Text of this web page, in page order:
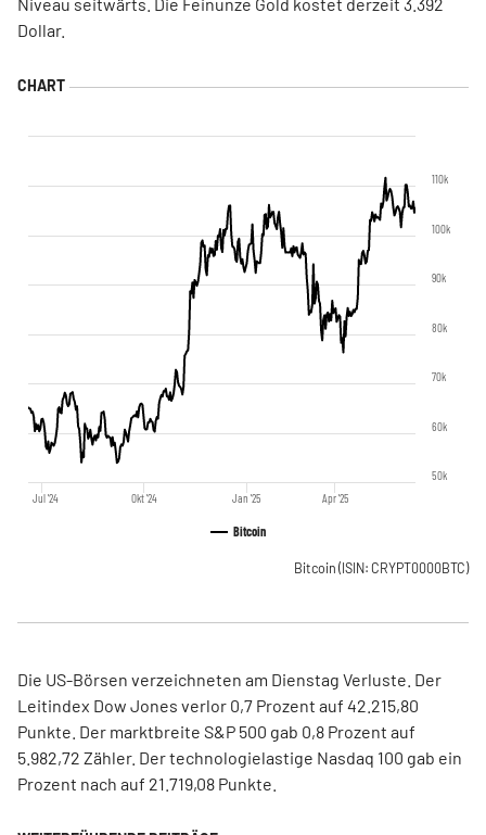
Dollar.
Bitcoin
Jul '24 Okt '24 Jan '25 Apr '25
50k
60k
70k
80k
90k
100k
110k
Bitcoin (ISIN: CRYPT0000BTC)
Die US-Börsen verzeichneten am Dienstag Verluste. Der
Leitindex Dow Jones verlor 0,7 Prozent auf 42.215,80
Punkte. Der marktbreite S&P 500 gab 0,8 Prozent auf
5.982,72 Zähler. Der technologielastige Nasdaq 100 gab ein
Prozent nach auf 21.719,08 Punkte.